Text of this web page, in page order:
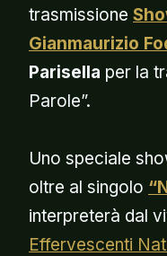
trasmissione
Gianmaurizio
Parisella per la
Parole”.
Uno speciale
oltre al singolo
interpreterà dal
Effervescenti